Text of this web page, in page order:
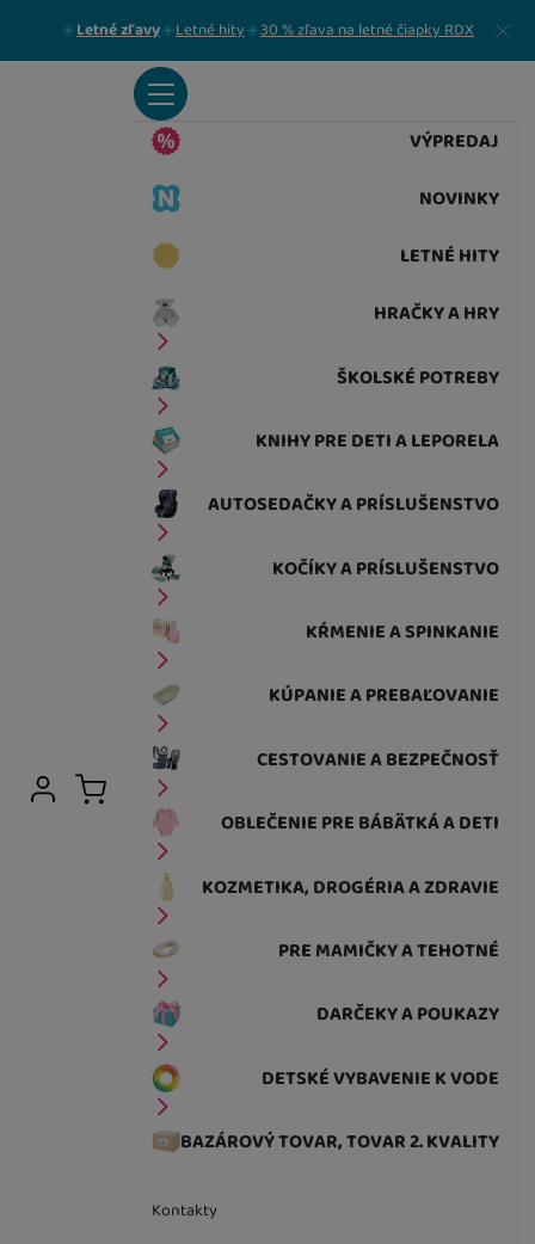
Letné zľavy Letné hity 30 % zľava na letné čiapky RDX Zavrieť
VÝPREDAJ
NOVINKY
LETNÉ HITY
HRAČKY A HRY
ŠKOLSKÉ POTREBY
KNIHY PRE DETI A LEPORELA
AUTOSEDAČKY A PRÍSLUŠENSTVO
KOČÍKY A PRÍSLUŠENSTVO
KŔMENIE A SPINKANIE
KÚPANIE A PREBAĽOVANIE
CESTOVANIE A BEZPEČNOSŤ
OBLEČENIE PRE BÁBÄTKÁ A DETI
KOZMETIKA, DROGÉRIA A ZDRAVIE
PRE MAMIČKY A TEHOTNÉ
DARČEKY A POUKAZY
DETSKÉ VYBAVENIE K VODE
BAZÁROVÝ TOVAR, TOVAR 2. KVALITY
Kontakty
Užívateľská sekcia
Prihlásiť sa
Košík